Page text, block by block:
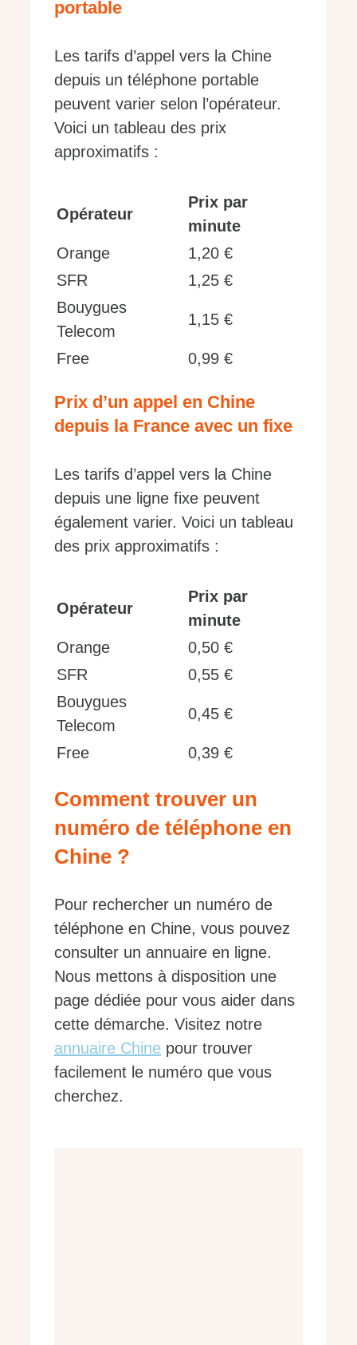
portable
Les tarifs d’appel vers la Chine
depuis un téléphone portable
peuvent varier selon l’opérateur.
Voici un tableau des prix
approximatifs :
Opérateur
Prix par
minute
Orange
1,20 €
SFR
1,25 €
Bouygues
Telecom
1,15 €
Free 0,99 €
Prix d’un appel en Chine
depuis la France avec un fixe
Les tarifs d’appel vers la Chine
depuis une ligne fixe peuvent
également varier. Voici un tableau
des prix approximatifs :
Opérateur
Prix par
minute
Orange
0,50 €
SFR
0,55 €
Bouygues
Telecom
0,45 €
Free 0,39 €
Comment trouver un
numéro de téléphone en
Chine ?
Pour rechercher un numéro de
téléphone en Chine, vous pouvez
consulter un annuaire en ligne.
Nous mettons à disposition une
page dédiée pour vous aider dans
cette démarche. Visitez notre
annuaire Chine pour trouver
facilement le numéro que vous
cherchez.